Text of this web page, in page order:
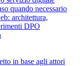
quando necessario
architettura,
DPO
in base agli attori